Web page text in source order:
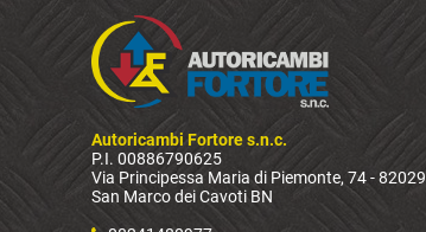
Autoricambi Fortore s.n.c.
P.I. 00886790625
Via Principessa Maria di Piemonte, 74 - 82029
San Marco dei Cavoti BN